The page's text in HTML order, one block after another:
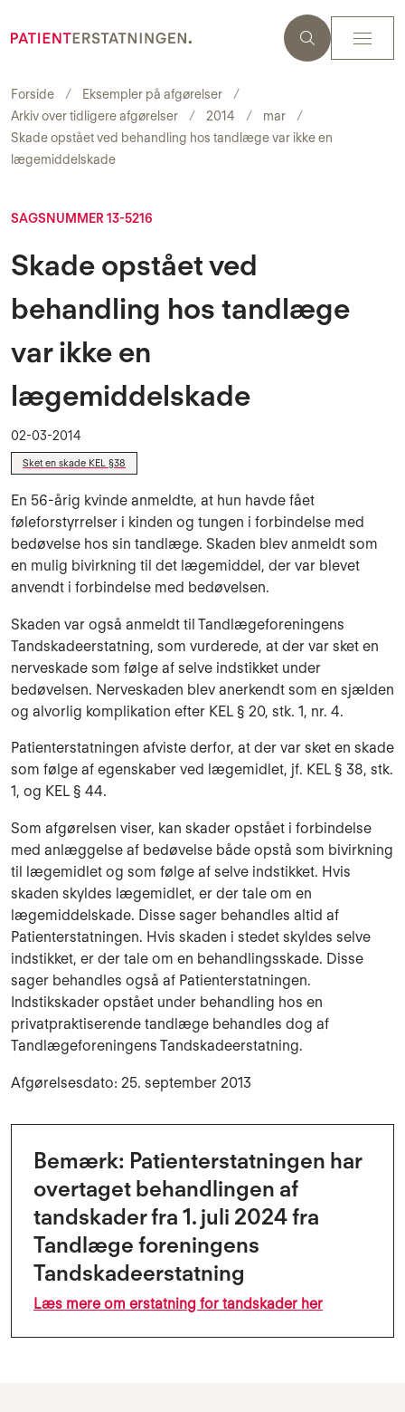
Forside
Eksempler på afgørelser
Arkiv over tidligere afgørelser
2014
mar
Skade opstået ved behandling hos tandlæge var ikke en
lægemiddelskade
SAGSNUMMER 13-5216
Skade opstået ved
behandling hos tandlæge
var ikke en
lægemiddelskade
02-03-2014
Sket en skade KEL §38
En 56-årig kvinde anmeldte, at hun havde fået
føleforstyrrelser i kinden og tungen i forbindelse med
bedøvelse hos sin tandlæge. Skaden blev anmeldt som
en mulig bivirkning til det lægemiddel, der var blevet
anvendt i forbindelse med bedøvelsen.
Skaden var også anmeldt til Tandlægeforeningens
Tandskadeerstatning, som vurderede, at der var sket en
nerveskade som følge af selve indstikket under
bedøvelsen. Nerveskaden blev anerkendt som en sjælden
og alvorlig komplikation efter KEL § 20, stk. 1, nr. 4.
Patienterstatningen afviste derfor, at der var sket en skade
som følge af egenskaber ved lægemidlet, jf. KEL § 38, stk.
1, og KEL § 44.
Som afgørelsen viser, kan skader opstået i forbindelse
med anlæggelse af bedøvelse både opstå som bivirkning
til lægemidlet og som følge af selve indstikket. Hvis
skaden skyldes lægemidlet, er der tale om en
lægemiddelskade. Disse sager behandles altid af
Patienterstatningen. Hvis skaden i stedet skyldes selve
indstikket, er der tale om en behandlingsskade. Disse
sager behandles også af Patienterstatningen.
Indstikskader opstået under behandling hos en
privatpraktiserende tandlæge behandles dog af
Tandlægeforeningens Tandskadeerstatning.
Afgørelsesdato: 25. september 2013
Bemærk: Patienterstatningen har
overtaget behandlingen af
tandskader fra 1. juli 2024 fra
Tandlæge foreningens
Tandskadeerstatning
Læs mere om erstatning for tandskader her